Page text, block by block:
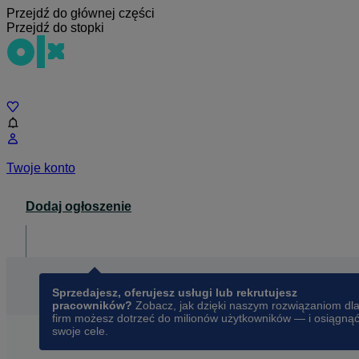
Przejdź do głównej części
Przejdź do stopki
Twoje konto
Dodaj ogłoszenie
Sprzedajesz, oferujesz usługi lub rekrutujesz
pracowników? Zobacz, jak dzięki naszym rozwiązaniom dla
firm możesz dotrzeć do milionów użytkowników — i osiągnąć
swoje cele.